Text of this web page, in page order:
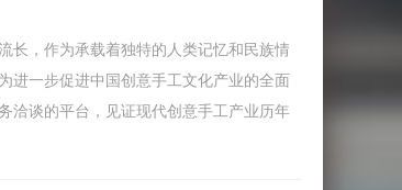
长，作为承载着独特的人类记忆和民族情
进一步促进中国创意手工文化产业的全面
洽谈的平台，见证现代创意手工产业历年